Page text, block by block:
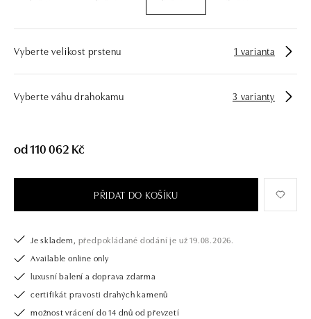
Vyberte velikost prstenu 1 varianta
Vyberte váhu drahokamu 3 varianty
od 110 062 Kč
PŘIDAT DO KOŠÍKU
Je skladem, předpokládané dodání je už 19.08.2026.
Available online only
luxusní balení a doprava zdarma
certifikát pravosti drahých kamenů
možnost vrácení do 14 dnů od převzetí